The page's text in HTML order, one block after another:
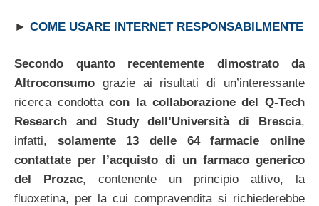
► COME USARE INTERNET RESPONSABILMENTE
Secondo quanto recentemente dimostrato da
Altroconsumo grazie ai risultati di un’interessante
ricerca condottacon la collaborazione del Q-Tech
Research and Study dell’Università di Brescia,
infatti, solamente 13 delle 64 farmacie online
contattate per l’acquisto di un farmaco generico
del Prozac, contenente un principio attivo, la
fluoxetina, per la cui compravendita si richiederebbe